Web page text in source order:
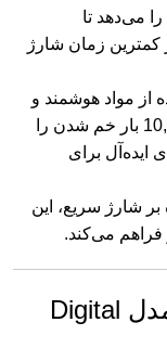
را می‌دهد تا
کمترین زمان شارژ
از مواد هوشمند و
مقاوم ساخته شده و توان تحمل بیش از 10,000 بار خم شدن را
ایده‌آل برای
بر شارژ سریع، این
فراهم می‌کند.
چرا کابل USB-C گرین لاین مدل Digital